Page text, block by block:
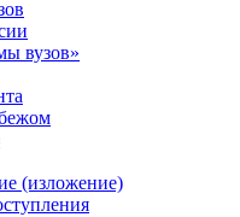
вузов»
(изложение)